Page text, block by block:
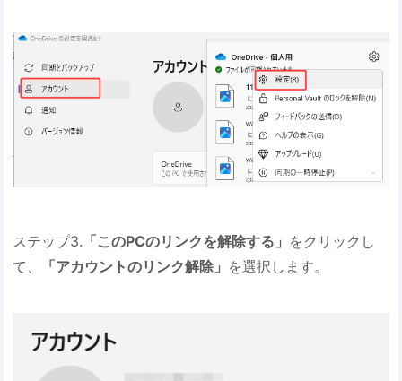
ステップ3. 「このPCのリンクを解除する」 をクリックし
て、
「アカウントのリンク解除」 を選択します。